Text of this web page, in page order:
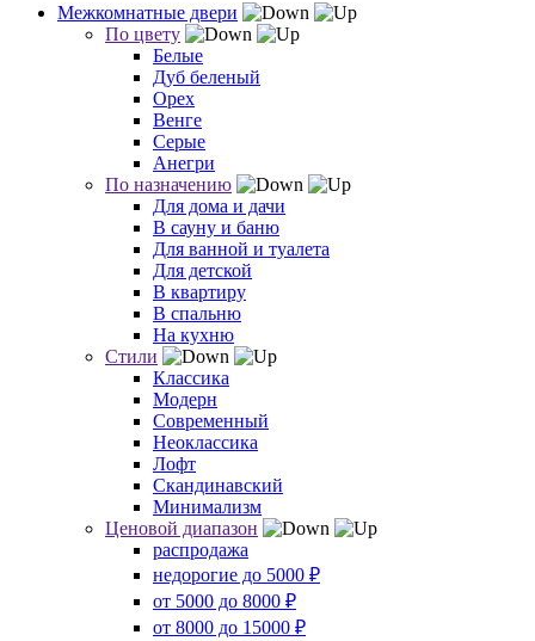
Межкомнатные двери
По цвету
Белые
Дуб беленый
Орех
Венге
Серые
Анегри
По назначению
Для дома и дачи
В сауну и баню
Для ванной и туалета
Для детской
В квартиру
В спальню
На кухню
Стили
Классика
Модерн
Современный
Неоклассика
Лофт
Скандинавский
Минимализм
Ценовой диапазон
распродажа
недорогие до 5000 ₽
от 5000 до 8000 ₽
от 8000 до 15000 ₽